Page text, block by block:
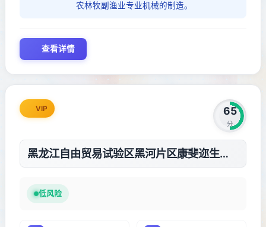
农林牧副渔业专业机械的制造。
查看详情
VIP 65
分
黑龙江自由贸易试验区黑河片区康斐迩生物医疗有限责任公司
低风险